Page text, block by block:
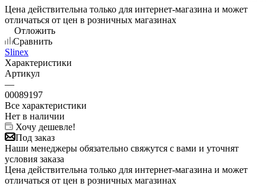
Цена действительна только для интернет-магазина и может
отличаться от цен в розничных магазинах
Отложить
Сравнить
Slinex
Характеристики
Артикул
—
00089197
Все характеристики
Нет в наличии
Хочу дешевле!
Под заказ
Наши менеджеры обязательно свяжутся с вами и уточнят
условия заказа
Цена действительна только для интернет-магазина и может
отличаться от цен в розничных магазинах